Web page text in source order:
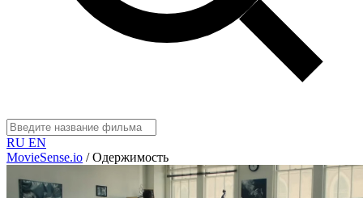
RU EN
MovieSense.io / Одержимость